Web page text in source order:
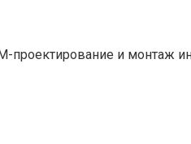
проектирование и монтаж